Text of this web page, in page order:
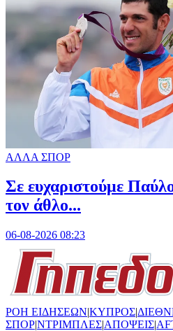
ΑΛΛΑ ΣΠΟΡ
Σε ευχαριστούμε
τον άθλο...
06-08-2026 08:23
ΡΟΗ ΕΙΔΗΣΕΩΝ|ΚΥΠΡΟΣ|
ΣΠΟΡ|ΝΤΡΙΜΠΛΕΣ|ΑΠΟΨΕΙΣ|